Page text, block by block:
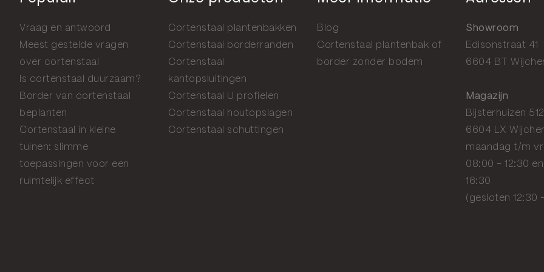
Vraag en antwoord
Meest gestelde vragen
over cortenstaal
Is cortenstaal duurzaam?
Border van cortenstaal
beplanten
Cortenstaal in kleine
tuinen: slimme
toepassingen voor een
ruimtelijk effect
Cortenstaal plantenbakken
Cortenstaal borderranden
Cortenstaal
kantopsluitingen
Cortenstaal U profielen
Cortenstaal houtopslagen
Cortenstaal schuttingen
Blog
Cortenstaal plantenbak of
border zonder bodem
Showroom
Edisonstraat 41
6604 BT
Magazijn
Bijsterhuizen
6604 LX
maandag t/m
08:00 - 12:30
16:30
(gesloten 12:30